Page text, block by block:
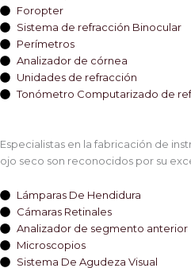
Foropter
Sistema de refracción Binocular
Perímetros
Analizador de córnea
Unidades de refracción
Tonómetro Computarizado de
Especialistas en la fabricación de
ojo seco son reconocidos por su
Lámparas De Hendidura
Cámaras Retinales
Analizador de segmento anterior
Microscopios
Sistema De Agudeza Visual